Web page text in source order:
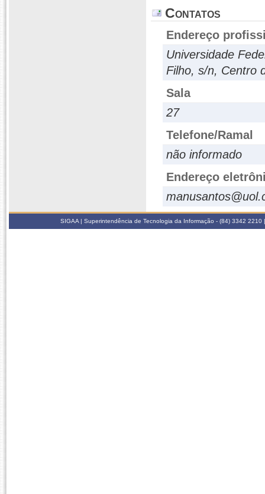
Contatos
Endereço
Universidade
Filho, s/n, Centro
Sala
27
Telefone/Ramal
não informado
Endereço
SIGAA | Superintendência de Tecnologia da Informação - (84) 3342